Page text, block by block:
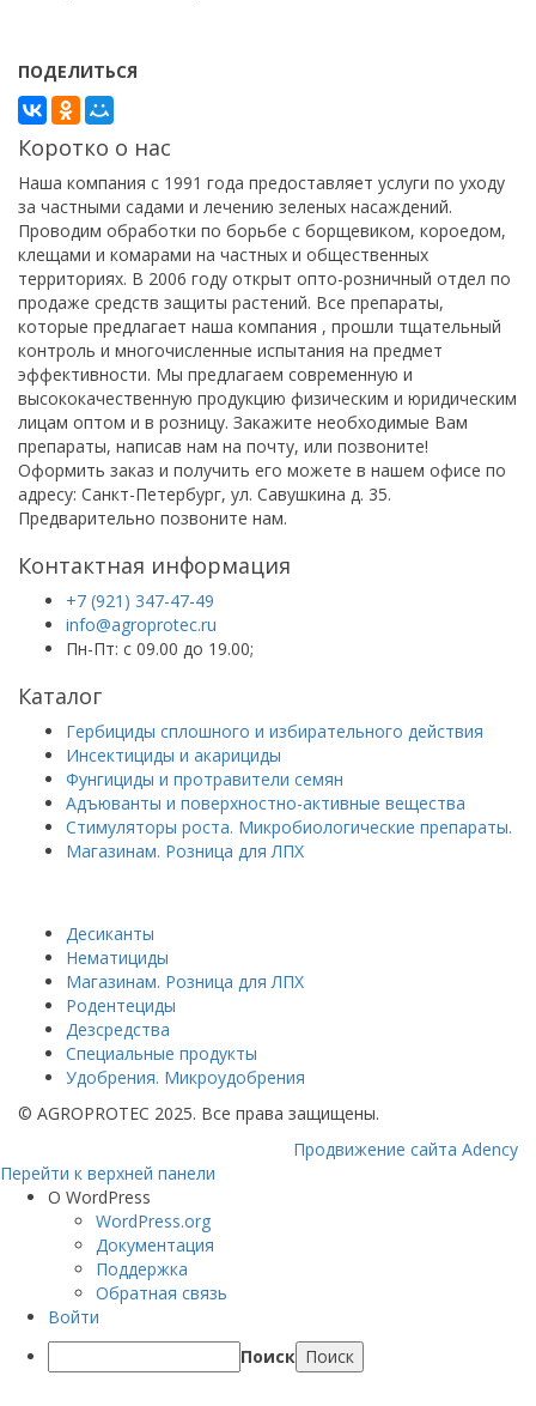
ПОДЕЛИТЬСЯ
Коротко о нас
Наша компания с 1991 года предоставляет услуги по уходу
за частными садами и лечению зеленых насаждений.
Проводим обработки по борьбе с борщевиком, короедом,
клещами и комарами на частных и общественных
территориях. В 2006 году открыт опто-розничный отдел по
продаже средств защиты растений. Все препараты,
которые предлагает наша компания , прошли тщательный
контроль и многочисленные испытания на предмет
эффективности. Мы предлагаем современную и
высококачественную продукцию физическим и юридическим
лицам оптом и в розницу. Закажите необходимые Вам
препараты, написав нам на почту, или позвоните!
Оформить заказ и получить его можете в нашем офисе по
адресу: Санкт-Петербург, ул. Савушкина д. 35.
Предварительно позвоните нам.
Контактная информация
+7 (921) 347-47-49
info@agroprotec.ru
Пн-Пт: с 09.00 до 19.00;
Каталог
Гербициды сплошного и избирательного действия
Инсектициды и акарициды
Фунгициды и протравители семян
Адъюванты и поверхностно-активные вещества
Стимуляторы роста. Микробиологические препараты.
Магазинам. Розница для ЛПХ
Десиканты
Нематициды
Магазинам. Розница для ЛПХ
Родентециды
Дезсредства
Специальные продукты
Удобрения. Микроудобрения
© AGROPROTEC 2025. Все права защищены.
Продвижение сайта Adency
Перейти к верхней панели
О WordPress
WordPress.org
Документация
Поддержка
Обратная связь
Войти
Поиск